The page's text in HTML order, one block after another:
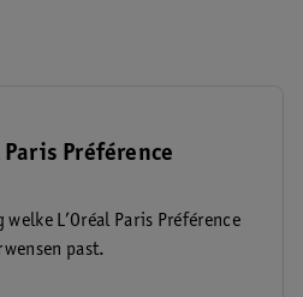
Paris Préférence
L’Oréal Paris Préférence
past.